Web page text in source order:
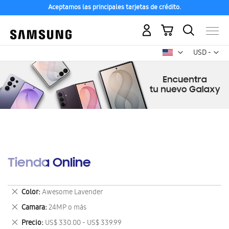
Aceptamos las principales tarjetas de crédito.
USD -
dólar
Mi carrito
Tienda Online
Color Awesome Lavender
Eliminar
este
artículo
Camara 24MP o más
Eliminar
este
Precio US$ 330.00 - US$ 339.99
Eliminar